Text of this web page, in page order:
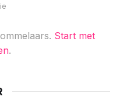
Start met
.